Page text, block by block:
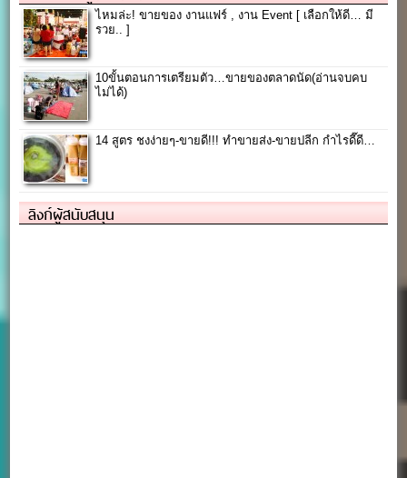
ไหมล่ะ! ขายของ งานแฟร์ , งาน Event [ เลือกให้ดี… มี
รวย.. ]
10ขั้นตอนการเตรียมตัว…ขายของตลาดนัด(อ่านจบคบ
ไม่ได้)
14 สูตร ชงง่ายๆ-ขายดี!!! ทำขายส่ง-ขายปลีก กำไรดี๊ดี…
ลิงก์ผู้สนับสนุน